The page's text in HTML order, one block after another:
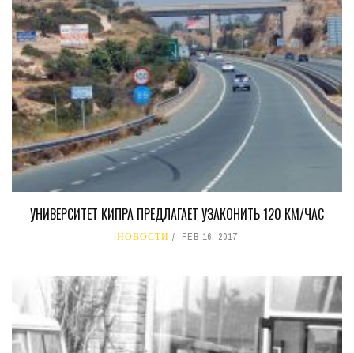
УНИВЕРСИТЕТ КИПРА ПРЕДЛАГАЕТ УЗАКОНИТЬ 120 КМ/ЧАС
НОВОСТИ FEB 16, 2017